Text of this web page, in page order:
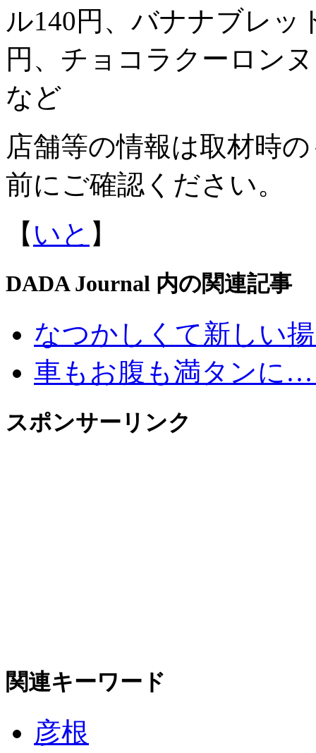
ル140円、バナナブレッ
円、チョコラクーロン
など
店舗等の情報は取材時
前にご確認ください。
【 いと 】
DADA Journal 内の関連記事
なつかしくて新しい
車もお腹も満タンに
スポンサーリンク
関連キーワード
彦根